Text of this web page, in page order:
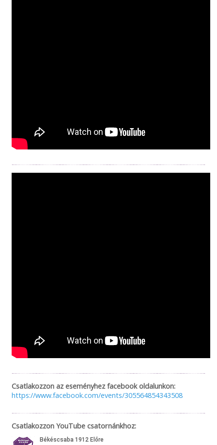
Csatlakozzon az eseményhez facebook oldalunkon:
https://www.facebook.com/events/305564854343508
Csatlakozzon YouTube csatornánkhoz: